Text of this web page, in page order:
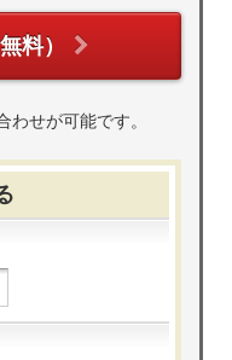
料）
わせが可能です。